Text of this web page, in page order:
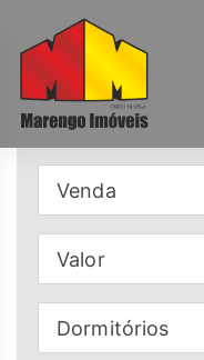
Venda
Valor
Dormitórios